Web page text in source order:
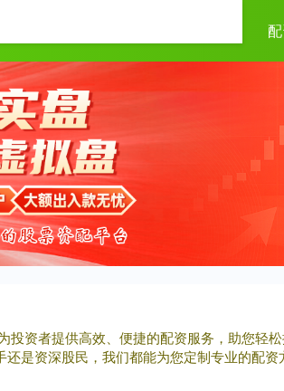
资者提供高效、便捷的配资服务，助您轻
是资深股民，我们都能为您定制专业的配